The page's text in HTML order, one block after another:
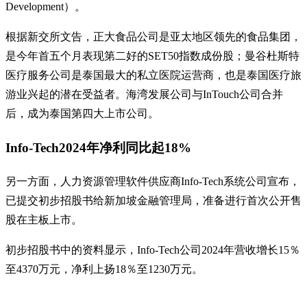
Development）。
根据新交所文告，正大食品公司是亚太地区领先的食品集团，
是今年首五个月表现第二好的SET50指数成份股；曼谷杜斯特
医疗服务公司是泰国最大的私立医院运营商，也是泰国医疗旅
游业兴起的潜在受益者。海湾发展公司与InTouch公司合并
后，成为泰国第四大上市公司。
Info-Tech2024年净利同比起18%
另一方面，人力资源管理软件供应商Info-Tech系统公司宣布，
已提交初步招股书给新加坡金融管理局，准备进行首次公开售
股在主板上市。
初步招股书中的资料显示，Info-Tech公司2024年营收增长15％
至4370万元，净利上扬18％至1230万元。